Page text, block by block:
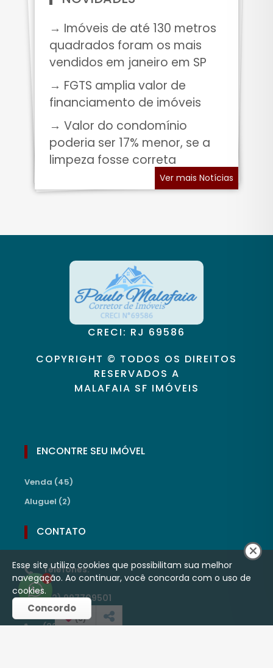
→ Imóveis de até 130 metros
quadrados foram os mais
vendidos em janeiro em SP
→ FGTS amplia valor de
financiamento de imóveis
→ Valor do condomínio
poderia ser 17% menor, se a
limpeza fosse correta
Ver mais Notícias
CRECI: RJ 69586
COPYRIGHT © TODOS OS DIREITOS
RESERVADOS A
MALAFAIA SF IMÓVEIS
ENCONTRE SEU IMÓVEL
Venda (45)
Aluguel (2)
CONTATO
Telefones:
(22) 997709501
(22) 99786-1469
1
(0)
Esse site utiliza cookies que possibilitam sua melhor
navegação. Ao continuar, você concorda com o uso de
cookies.
Concordo